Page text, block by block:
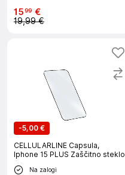
1599 €
19,99 €
-5,00 €
CELLULARLINE Capsula,
Iphone 15 PLUS Zaščitno steklo
Na zalogi